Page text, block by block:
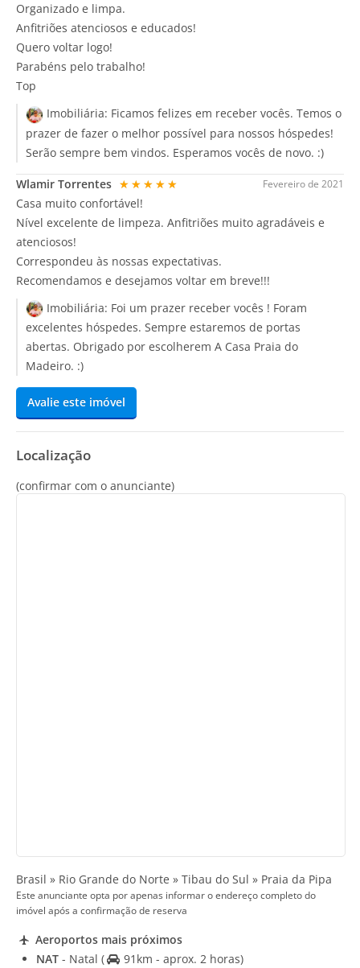
Organizado e limpa.
Anfitriões atenciosos e educados!
Quero voltar logo!
Parabéns pelo trabalho!
Top
Imobiliária: Ficamos felizes em receber vocês. Temos o
prazer de fazer o melhor possível para nossos hóspedes!
Serão sempre bem vindos. Esperamos vocês de novo. :)
Fevereiro de 2021
Wlamir Torrentes ★★★★★
Casa muito confortável!
Nível excelente de limpeza. Anfitriões muito agradáveis e
atenciosos!
Correspondeu às nossas expectativas.
Recomendamos e desejamos voltar em breve!!!
Imobiliária: Foi um prazer receber vocês ! Foram
excelentes hóspedes. Sempre estaremos de portas
abertas. Obrigado por escolherem A Casa Praia do
Madeiro. :)
Avalie este imóvel
Localização
(confirmar com o anunciante)
Brasil » Rio Grande do Norte » Tibau do Sul » Praia da Pipa
Este anunciante opta por apenas informar o endereço completo do
imóvel após a confirmação de reserva
Aeroportos mais próximos
NAT - Natal (
91km - aprox. 2 horas)